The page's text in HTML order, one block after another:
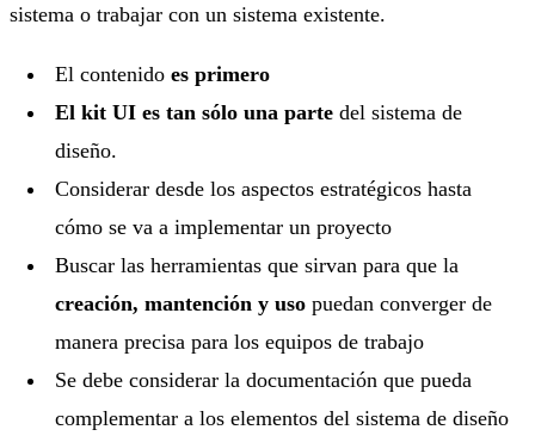
sistema o trabajar con un sistema existente.
El contenidoes primero
El kit UI es tan sólo una parte del sistema de
diseño.
Considerar desde los aspectos estratégicos hasta
cómo se va a implementar un proyecto
Buscar las herramientas que sirvan para que la
creación, mantención y uso puedan converger de
manera precisa para los equipos de trabajo
Se debe considerar la documentación que pueda
complementar a los elementos del sistema de diseño